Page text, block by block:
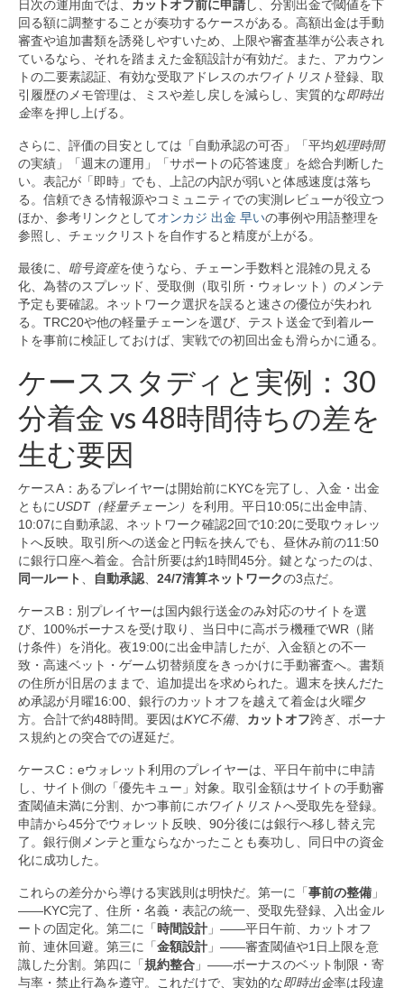
日次の運用面では、 カットオフ前に申請し、分割出金で閾値を下
回る額に調整することが奏功するケースがある。高額出金は手動
審査や追加書類を誘発しやすいため、上限や審査基準が公表され
ているなら、それを踏まえた金額設計が有効だ。また、アカウン
トの二要素認証、有効な受取アドレスのホワイトリスト登録、取
引履歴のメモ管理は、ミスや差し戻しを減らし、実質的な即時出
金率を押し上げる。
さらに、評価の目安としては「自動承認の可否」「平均処理時間
の実績」「週末の運用」「サポートの応答速度」を総合判断した
い。表記が「即時」でも、上記の内訳が弱いと体感速度は落ち
る。信頼できる情報源やコミュニティでの実測レビューが役立つ
ほか、参考リンクとしてオンカジ 出金 早いの事例や用語整理を
参照し、チェックリストを自作すると精度が上がる。
最後に、 暗号資産を使うなら、チェーン手数料と混雑の見える
化、為替のスプレッド、受取側（取引所・ウォレット）のメンテ
予定も要確認。ネットワーク選択を誤ると速さの優位が失われ
る。TRC20や他の軽量チェーンを選び、テスト送金で到着ルー
トを事前に検証しておけば、実戦での初回出金も滑らかに通る。
ケーススタディと実例：30
分着金 vs 48時間待ちの差を
生む要因
ケースA：あるプレイヤーは開始前にKYCを完了し、入金・出金
ともにUSDT（軽量チェーン） を利用。平日10:05に出金申請、
10:07に自動承認、ネットワーク確認2回で10:20に受取ウォレッ
トへ反映。取引所への送金と円転を挟んでも、昼休み前の11:50
に銀行口座へ着金。合計所要は約1時間45分。鍵となったのは、
同一ルート 、 自動承認、 24/7清算ネットワークの3点だ。
ケースB：別プレイヤーは国内銀行送金のみ対応のサイトを選
び、100%ボーナスを受け取り、当日中に高ボラ機種でWR（賭
け条件）を消化。夜19:00に出金申請したが、入金額との不一
致・高速ベット・ゲーム切替頻度をきっかけに手動審査へ。書類
の住所が旧居のままで、追加提出を求められた。週末を挟んだた
め承認が月曜16:00、銀行のカットオフを越えて着金は火曜夕
方。合計で約48時間。要因はKYC不備、 カットオフ跨ぎ、ボーナ
ス規約との突合での遅延だ。
ケースC：eウォレット利用のプレイヤーは、平日午前中に申請
し、サイト側の「優先キュー」対象。取引金額はサイトの手動審
査閾値未満に分割、かつ事前にホワイトリストへ受取先を登録。
申請から45分でウォレット反映、90分後には銀行へ移し替え完
了。銀行側メンテと重ならなかったことも奏功し、同日中の資金
化に成功した。
これらの差分から導ける実践則は明快だ。第一に「事前の整備 」
——KYC完了、住所・名義・表記の統一、受取先登録、入出金ル
ートの固定化。第二に「時間設計 」——平日午前、カットオフ
前、連休回避。第三に「金額設計 」——審査閾値や1日上限を意
識した分割。第四に「規約整合 」——ボーナスのベット制限・寄
与率・禁止行為を遵守。これだけで、実効的な即時出金率は段違